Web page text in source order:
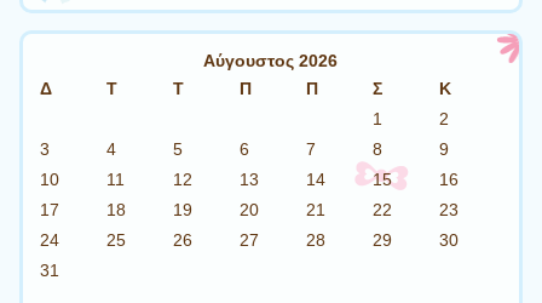
Αύγουστος 2026
Δ
Τ Τ Π Π Σ
Κ
1
2
3
4 5 6 7 8
9
10
11 12 13 14 15
16
17
18 19 20 21 22
23
24
25 26 27 28 29
30
31